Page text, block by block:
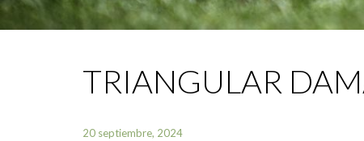
TRIANGULAR
20 septiembre, 2024